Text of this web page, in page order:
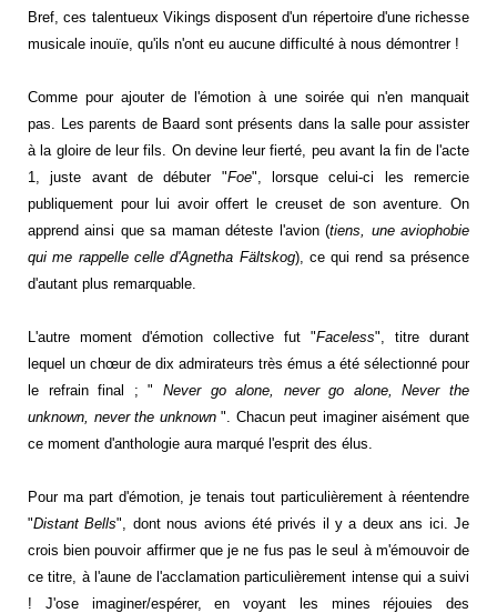
Bref, ces talentueux Vikings disposent d'un répertoire d'une richesse
musicale inouïe, qu'ils n'ont eu aucune difficulté à nous démontrer !
Comme pour ajouter de l'émotion à une soirée qui n'en manquait
pas. Les parents de Baard sont présents dans la salle pour assister
à la gloire de leur fils. On devine leur fierté, peu avant la fin de l'acte
1, juste avant de débuter "Foe", lorsque celui-ci les remercie
publiquement pour lui avoir offert le creuset de son aventure. On
apprend ainsi que sa maman déteste l'avion (tiens, une aviophobie
qui me rappelle celle d'Agnetha Fältskog), ce qui rend sa présence
d'autant plus remarquable.
L'autre moment d'émotion collective fut "Faceless", titre durant
lequel un chœur de dix admirateurs très émus a été sélectionné pour
le refrain final ; " Never go alone, never go alone, Never the
unknown, never the unknown". Chacun peut imaginer aisément que
ce moment d'anthologie aura marqué l'esprit des élus.
Pour ma part d'émotion, je tenais tout particulièrement à réentendre
"Distant Bells", dont nous avions été privés il y a deux ans ici. Je
crois bien pouvoir affirmer que je ne fus pas le seul à m'émouvoir de
ce titre, à l'aune de l'acclamation particulièrement intense qui a suivi
! J'ose imaginer/espérer, en voyant les mines réjouies des